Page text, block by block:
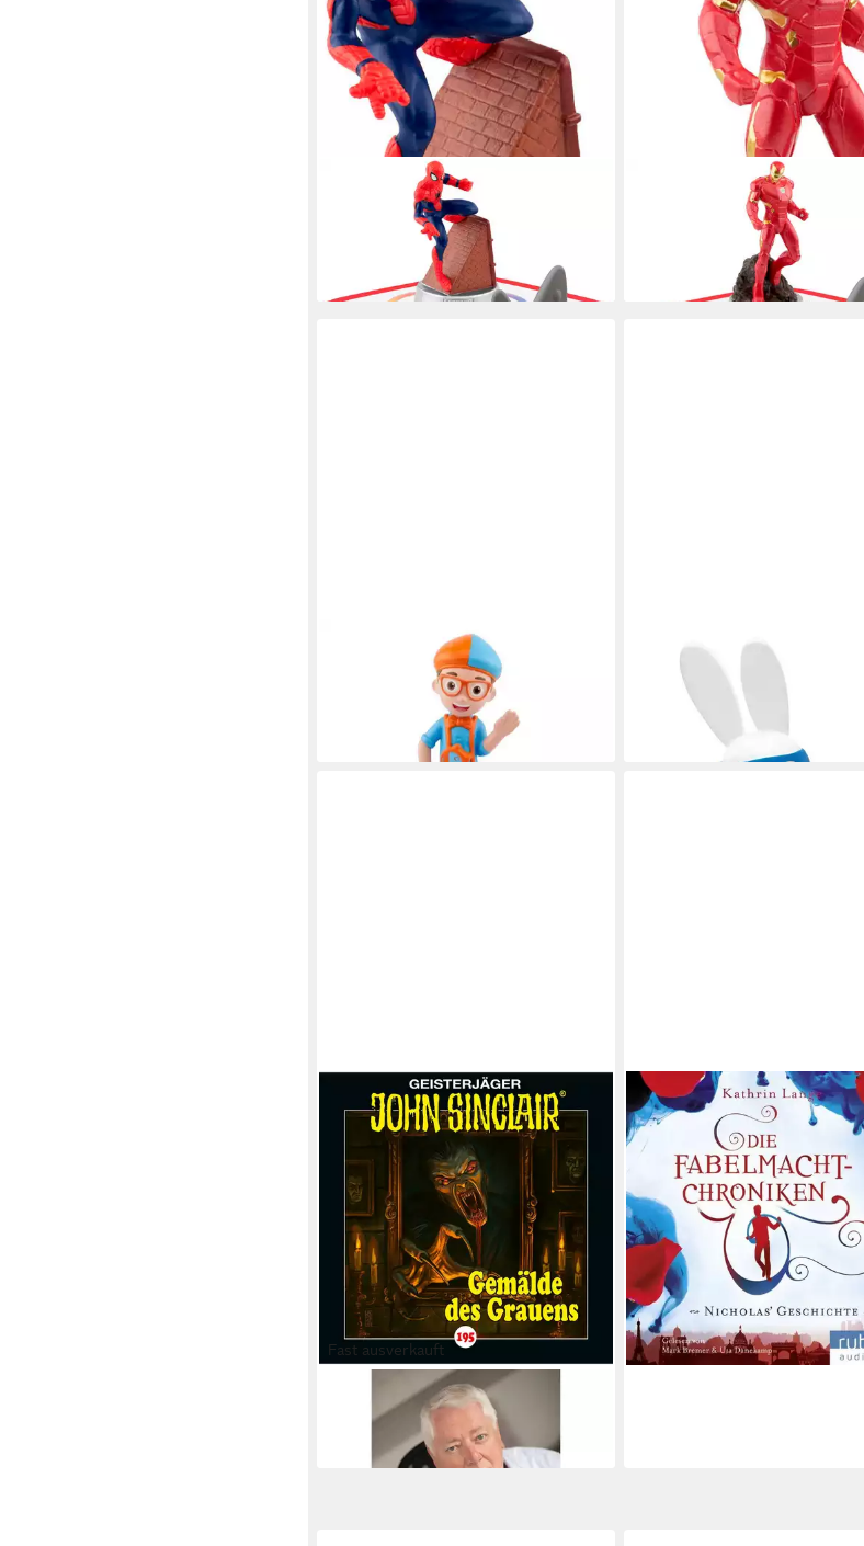
Hörspielfigur Marvel - Spider-Man
lieferbar in 3 Wochen
Hörspielfigur Marvel - Iron Man
lieferbar in 3 Wochen
Hörspielfigur 808 Blippi - Blippi [EN]
lieferbar - in 2-3 Werktagen bei dir
TONIES
Hörspielfigur 789 Simon -
20,99 €
lieferbar - in 2-3 Werktagen bei dir
Fast ausverkauft
Hörspiel John Sinclair - Folge 195
ab 12,03 €
lieferbar - in 3-4 Werktagen bei dir
Hörspiel Die Fabelmacht-
Nicholas Geschichte, 1 MP3-CD
ab 8,88 €
lieferbar - in 8-10 Werktagen bei dir